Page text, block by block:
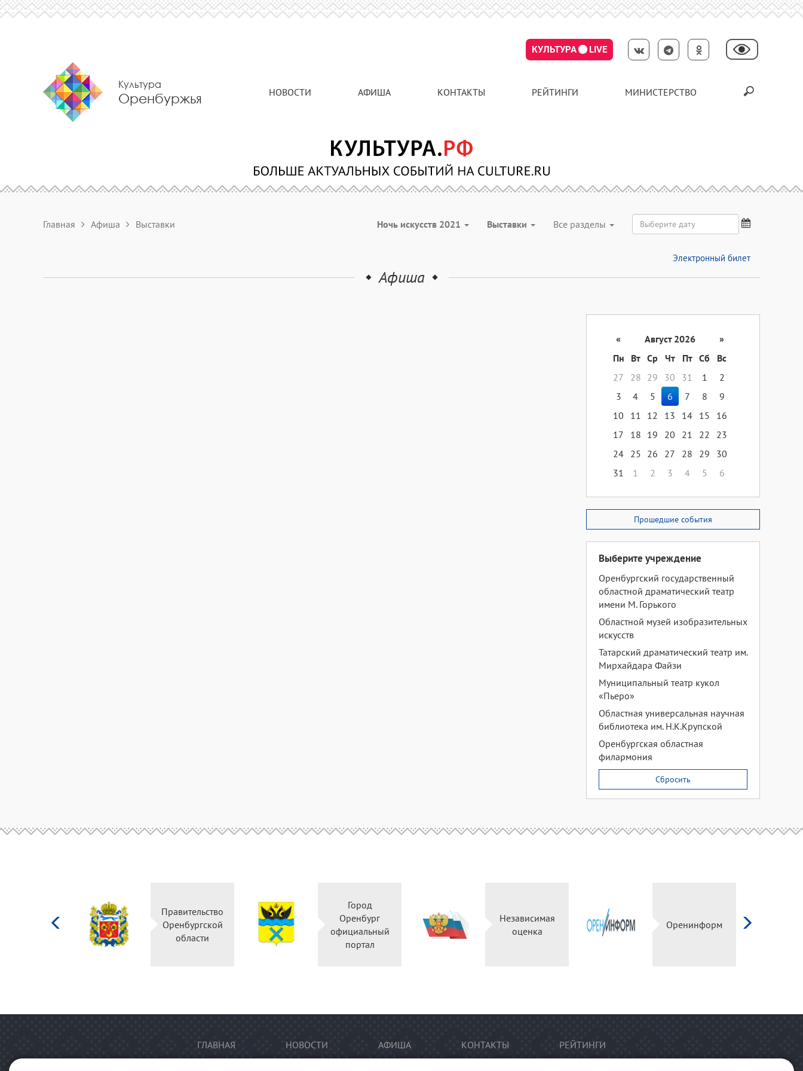
КУЛЬТУРА LIVE
Культура
Оренбуржья НОВОСТИ АФИША КОНТАКТЫ РЕЙТИНГИ МИНИСТЕРСТВО
Главная Афиша Выставки Ночь искусств 2021 Выставки Все разделы
Электронный билет
Афиша
« Август 2026
»
Пн
Вт Ср Чт Пт Сб
Вс
27
28 29 30 31 1
2
3
4 5 6 7 8
9
10
11 12 13 14 15
16
17
18 19 20 21 22
23
24 25 26 27 28 29
30
31
1 2 3 4 5 6
Прошедшие события
Выберите учреждение
Оренбургский государственный
областной драматический театр
имени М. Горького
Областной музей изобразительных
искусств
Татарский драматический театр им.
Мирхайдара Файзи
Муниципальный театр кукол
«Пьеро»
Областная универсальная научная
библиотека им. Н.К.Крупской
Оренбургская областная
филармония
Сбросить
Правительство
Оренбургской
области
Город
Оренбург
официальный
портал
Независимая
оценка
Оренинформ
ГЛАВНАЯ НОВОСТИ АФИША КОНТАКТЫ РЕЙТИНГИ